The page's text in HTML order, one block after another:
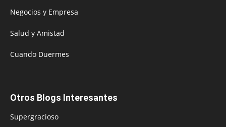
Negocios y Empresa
Salud y Amistad
Cuando Duermes
Otros Blogs Interesantes
Supergracioso